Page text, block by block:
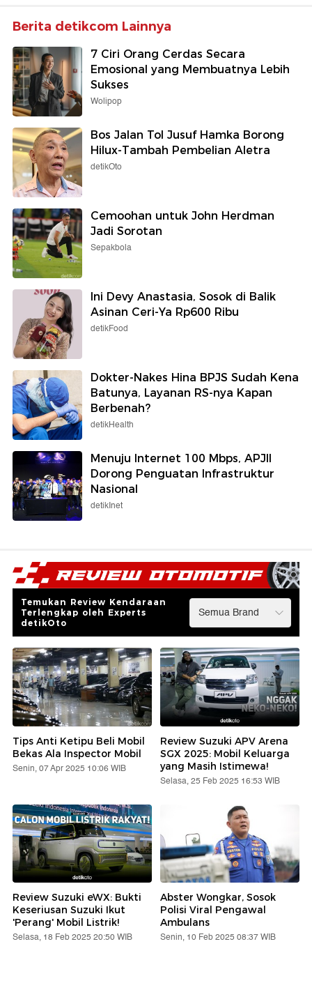
Berita detikcom Lainnya
7 Ciri Orang Cerdas Secara
Emosional yang Membuatnya Lebih
Sukses
Wolipop
Bos Jalan Tol Jusuf Hamka Borong
Hilux-Tambah Pembelian Aletra
detikOto
Cemoohan untuk John Herdman
Jadi Sorotan
Sepakbola
Ini Devy Anastasia, Sosok di Balik
Asinan Ceri-Ya Rp600 Ribu
detikFood
Dokter-Nakes Hina BPJS Sudah Kena
Batunya, Layanan RS-nya Kapan
Berbenah?
detikHealth
Menuju Internet 100 Mbps, APJII
Dorong Penguatan Infrastruktur
Nasional
detikInet
Temukan Review Kendaraan
Terlengkap oleh Experts
detikOto
Tips Anti Ketipu Beli Mobil
Bekas Ala Inspector Mobil
Senin, 07 Apr 2025 10:06 WIB
Review Suzuki APV Arena
SGX 2025: Mobil Keluarga
yang Masih Istimewa!
Selasa, 25 Feb 2025 16:53 WIB
Review Suzuki eWX: Bukti
Keseriusan Suzuki Ikut
'Perang' Mobil Listrik!
Selasa, 18 Feb 2025 20:50 WIB
Abster Wongkar, Sosok
Polisi Viral Pengawal
Ambulans
Senin, 10 Feb 2025 08:37 WIB